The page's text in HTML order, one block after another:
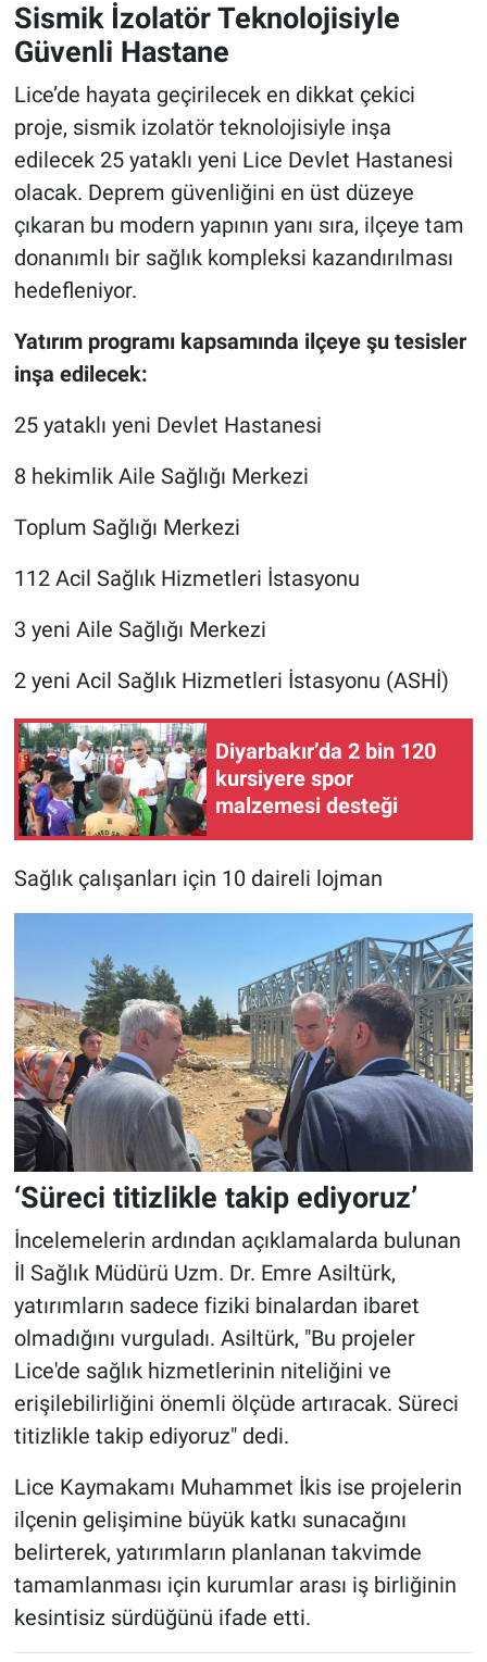
Sismik İzolatör Teknolojisiyle
Güvenli Hastane
Lice’de hayata geçirilecek en dikkat çekici
proje, sismik izolatör teknolojisiyle inşa
edilecek 25 yataklı yeni Lice Devlet Hastanesi
olacak. Deprem güvenliğini en üst düzeye
çıkaran bu modern yapının yanı sıra, ilçeye tam
donanımlı bir sağlık kompleksi kazandırılması
hedefleniyor.
Yatırım programı kapsamında ilçeye şu tesisler
inşa edilecek:
25 yataklı yeni Devlet Hastanesi
8 hekimlik Aile Sağlığı Merkezi
Toplum Sağlığı Merkezi
112 Acil Sağlık Hizmetleri İstasyonu
3 yeni Aile Sağlığı Merkezi
2 yeni Acil Sağlık Hizmetleri İstasyonu (ASHİ)
Diyarbakır’da 2 bin 120
kursiyere spor
malzemesi desteği
Sağlık çalışanları için 10 daireli lojman
‘Süreci titizlikle takip ediyoruz’
İncelemelerin ardından açıklamalarda bulunan
İl Sağlık Müdürü Uzm. Dr. Emre Asiltürk,
yatırımların sadece fiziki binalardan ibaret
olmadığını vurguladı. Asiltürk, "Bu projeler
Lice'de sağlık hizmetlerinin niteliğini ve
erişilebilirliğini önemli ölçüde artıracak. Süreci
titizlikle takip ediyoruz" dedi.
Lice Kaymakamı Muhammet İkis ise projelerin
ilçenin gelişimine büyük katkı sunacağını
belirterek, yatırımların planlanan takvimde
tamamlanması için kurumlar arası iş birliğinin
kesintisiz sürdüğünü ifade etti.